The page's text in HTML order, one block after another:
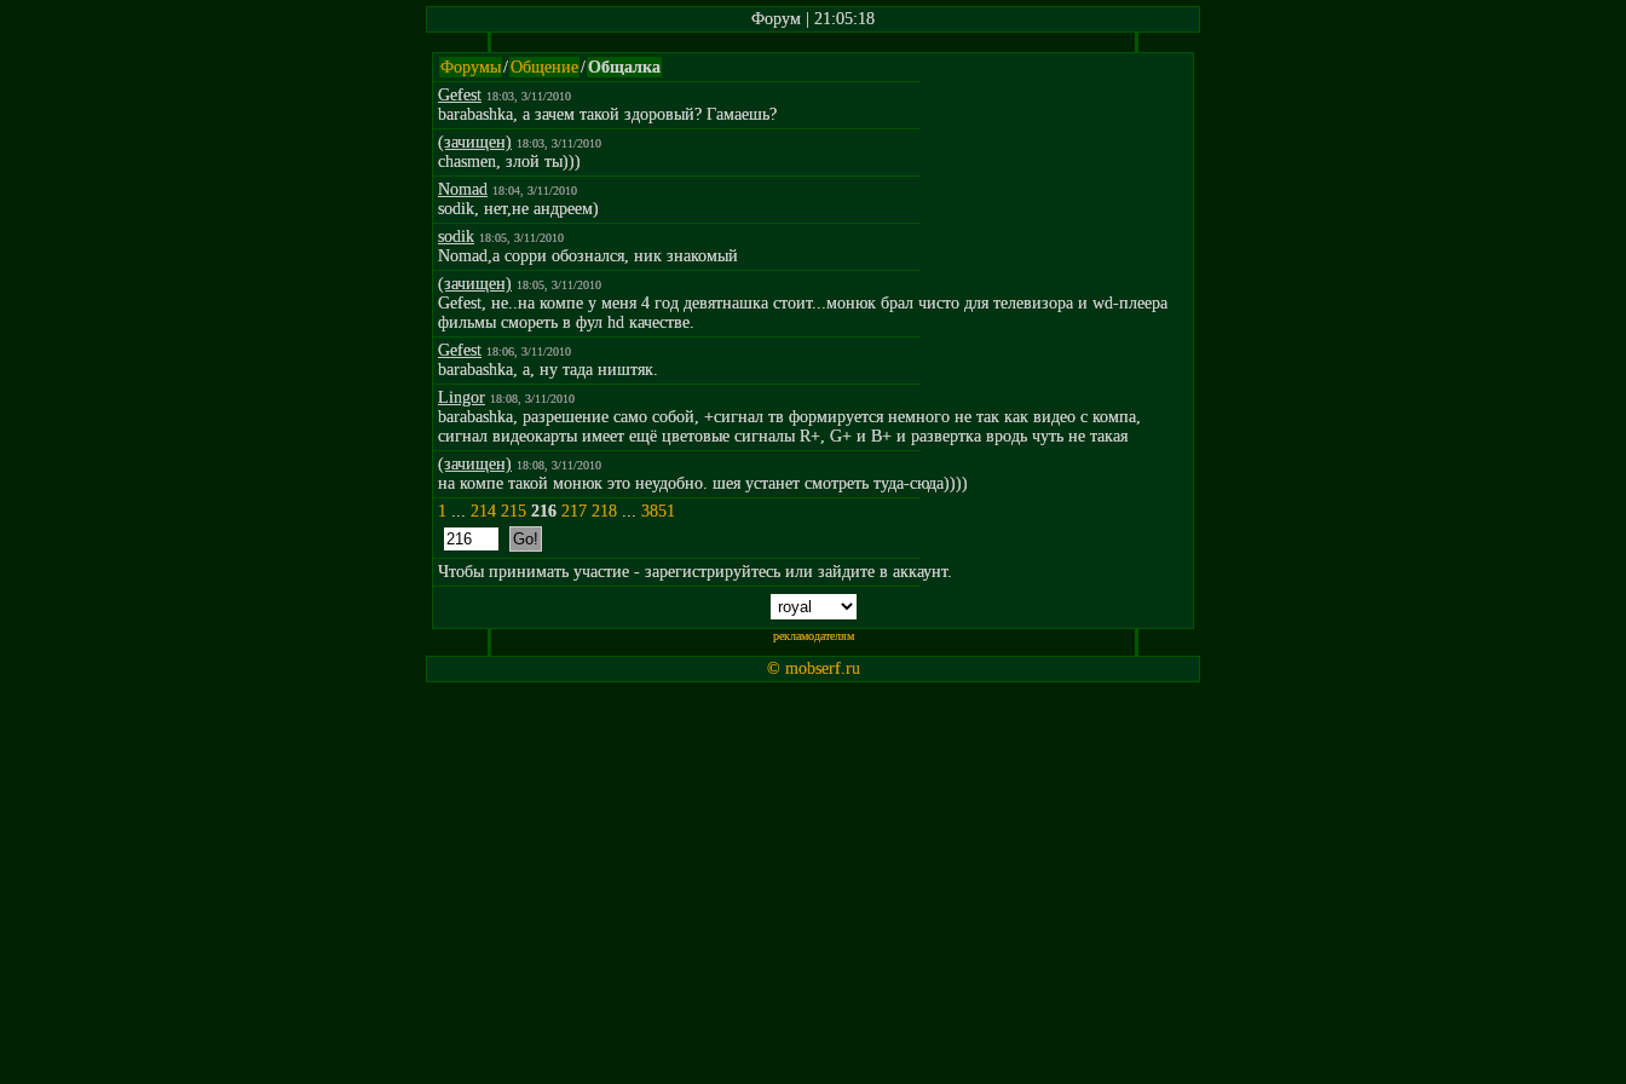
Форум | 21:05:18
Форумы/Общение/Общалка
Gefest 18:03, 3/11/2010
barabashka, а зачем такой здоровый? Гамаешь?
(зачищен) 18:03, 3/11/2010
chasmen, злой ты)))
Nomad 18:04, 3/11/2010
sodik, нет,не андреем)
sodik 18:05, 3/11/2010
Nomad,а сорри обознался, ник знакомый
(зачищен) 18:05, 3/11/2010
Gefest, не..на компе у меня 4 год девятнашка стоит...монюк брал чисто для телевизора и wd-плеера
фильмы смореть в фул hd качестве.
Gefest 18:06, 3/11/2010
barabashka, а, ну тада ништяк.
Lingor 18:08, 3/11/2010
barabashka, разрешение само собой, +сигнал тв формируется немного не так как видео с компа,
сигнал видеокарты имеет ещё цветовые сигналы R+, G+ и B+ и развертка вродь чуть не такая
(зачищен) 18:08, 3/11/2010
на компе такой монюк это неудобно. шея устанет смотреть туда-сюда))))
1 ... 214 215 216 217 218 ... 3851
Чтобы принимать участие - зарегистрируйтесь или зайдите в аккаунт.
рекламодателям
© mobserf.ru